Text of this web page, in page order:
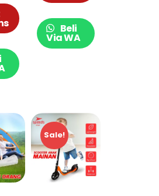
LED
Beli
Via WA
Sale!